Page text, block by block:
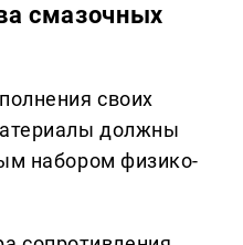
смазочных
своих
должны
набором физико-